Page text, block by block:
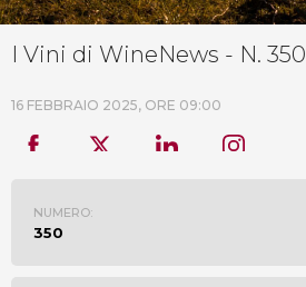
I Vini di WineNews - N. 350
16 FEBBRAIO 2025, ORE 09:00
NUMERO:
350